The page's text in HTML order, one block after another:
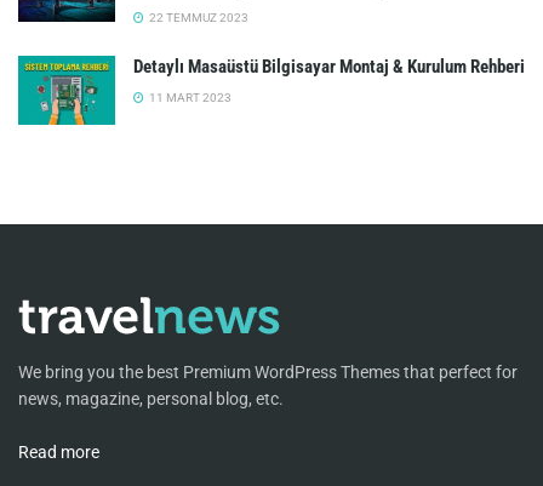
22 TEMMUZ 2023
Detaylı Masaüstü Bilgisayar Montaj & Kurulum Rehberi
11 MART 2023
We bring you the best Premium WordPress Themes that perfect for
news, magazine, personal blog, etc.
Read more